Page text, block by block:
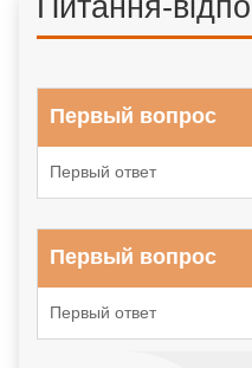
Питання-
Первый вопрос
Первый ответ
Первый вопрос
Первый ответ